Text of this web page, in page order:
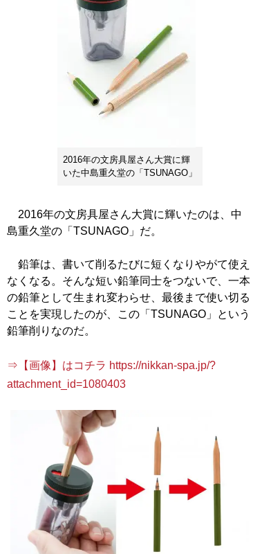
2016年の文房具屋さん大賞に輝
いた中島重久堂の「TSUNAGO」
2016年の文房具屋さん大賞に輝いたのは、中
島重久堂の「TSUNAGO」だ。
鉛筆は、書いて削るたびに短くなりやがて使え
なくなる。そんな短い鉛筆同士をつないで、一本
の鉛筆として生まれ変わらせ、最後まで使い切る
ことを実現したのが、この「TSUNAGO」という
鉛筆削りなのだ。
⇒【画像】はコチラ https://nikkan-spa.jp/?
attachment_id=1080403